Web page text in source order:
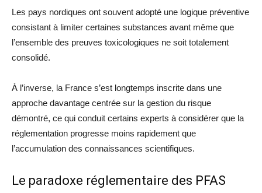
Les pays nordiques ont souvent adopté une logique préventive
consistant à limiter certaines substances avant même que
l’ensemble des preuves toxicologiques ne soit totalement
consolidé.
À l’inverse, la France s’est longtemps inscrite dans une
approche davantage centrée sur la gestion du risque
démontré, ce qui conduit certains experts à considérer que la
réglementation progresse moins rapidement que
l’accumulation des connaissances scientifiques.
Le paradoxe réglementaire des PFAS